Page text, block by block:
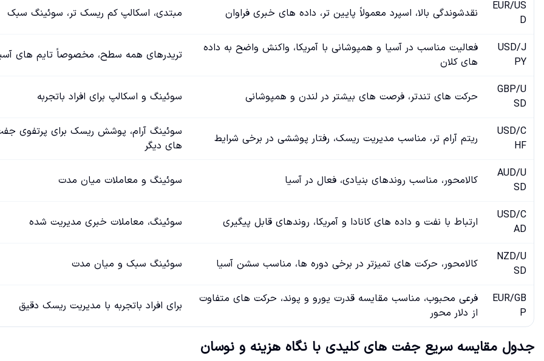
EUR/US
D
نقدشوندگی بالا، اسپرد معمولاً پایین تر، داده های خبری فراوان مبتدی، اسکالپ کم ریسک تر، سوئینگ سبک
USD/J
PY
فعالیت مناسب در آسیا و همپوشانی با آمریکا، واکنش واضح به داده
های کلان
تریدرهای همه سطح، مخصوصاً تایم های
GBP/U
SD
حرکت های تندتر، فرصت های بیشتر در لندن و همپوشانی سوئینگ و اسکالپ برای افراد باتجربه
USD/C
HF
ریتم آرام تر، مناسب مدیریت ریسک، رفتار پوششی در برخی شرایط
سوئینگ آرام، پوشش ریسک برای پرتفوی
های دیگر
AUD/U
SD
کالامحور، مناسب روندهای بنیادی، فعال در آسیا سوئینگ و معاملات میان مدت
USD/C
AD
ارتباط با نفت و داده های کانادا و آمریکا، روندهای قابل پیگیری سوئینگ، معاملات خبری مدیریت شده
NZD/U
SD
کالامحور، حرکت های تمیزتر در برخی دوره ها، مناسب سشن آسیا سوئینگ سبک و میان مدت
EUR/GB
P
فرعی محبوب، مناسب مقایسه قدرت یورو و پوند، حرکت های متفاوت
از دلار محور
برای افراد باتجربه با مدیریت ریسک دقیق
جدول مقایسه سریع جفت های کلیدی با نگاه هزینه و نوسان